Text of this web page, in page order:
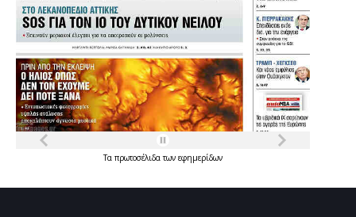
Τα πρωτοσέλιδατων εφημερίδων